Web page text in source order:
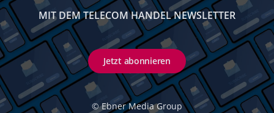
MIT DEM TELECOM HANDEL NEWSLETTER
Jetzt abonnieren
© Ebner Media Group